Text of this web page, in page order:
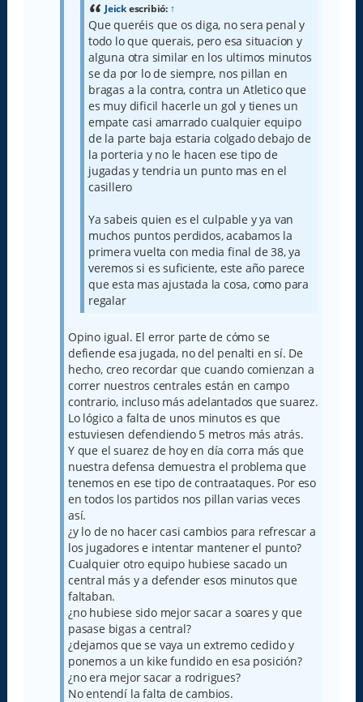
Jeickescribió: ↑
Que queréis que os diga, no sera penal y
todo lo que querais, pero esa situacion y
alguna otra similar en los ultimos minutos
se da por lo de siempre, nos pillan en
bragas a la contra, contra un Atletico que
es muy dificil hacerle un gol y tienes un
empate casi amarrado cualquier equipo
de la parte baja estaria colgado debajo de
la porteria y no le hacen ese tipo de
jugadas y tendria un punto mas en el
casillero
Ya sabeis quien es el culpable y ya van
muchos puntos perdidos, acabamos la
primera vuelta con media final de 38, ya
veremos si es suficiente, este año parece
que esta mas ajustada la cosa, como para
regalar
Opino igual. El error parte de cómo se
defiende esa jugada, no del penalti en sí. De
hecho, creo recordar que cuando comienzan a
correr nuestros centrales están en campo
contrario, incluso más adelantados que suarez.
Lo lógico a falta de unos minutos es que
estuviesen defendiendo 5 metros más atrás.
Y que el suarez de hoy en día corra más que
nuestra defensa demuestra el problema que
tenemos en ese tipo de contraataques. Por eso
en todos los partidos nos pillan varias veces
así.
¿y lo de no hacer casi cambios para refrescar a
los jugadores e intentar mantener el punto?
Cualquier otro equipo hubiese sacado un
central más y a defender esos minutos que
faltaban.
¿no hubiese sido mejor sacar a soares y que
pasase bigas a central?
¿dejamos que se vaya un extremo cedido y
ponemos a un kike fundido en esa posición?
¿no era mejor sacar a rodrigues?
No entendí la falta de cambios.